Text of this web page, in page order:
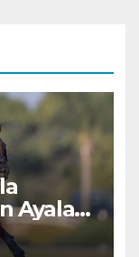
Ayala